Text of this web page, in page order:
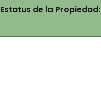
Estatus de la Propiedad: